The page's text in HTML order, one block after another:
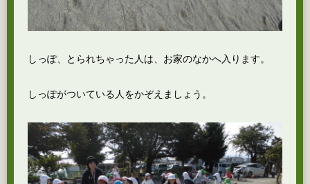
しっぽ、とられちゃった人は、お家のなかへ入ります。
しっぽがついている人をかぞえましょう。